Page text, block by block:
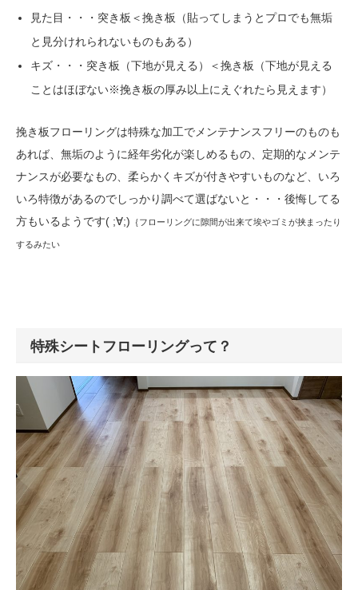
見た目・・・突き板＜挽き板（貼ってしまうとプロでも無垢
と見分けれられないものもある）
キズ・・・突き板（下地が見える）＜挽き板（下地が見える
ことはほぼない※挽き板の厚み以上にえぐれたら見えます）
挽き板フローリングは特殊な加工でメンテナンスフリーのものも
あれば、無垢のように経年劣化が楽しめるもの、定期的なメンテ
ナンスが必要なもの、柔らかくキズが付きやすいものなど、いろ
いろ特徴があるのでしっかり調べて選ばないと・・・後悔してる
方もいるようです( ;∀;) ｛フローリングに隙間が出来て埃やゴミが挟まったり
するみたい
特殊シートフローリングって？